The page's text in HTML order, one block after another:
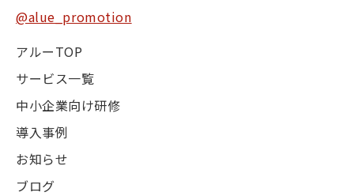
@alue_promotion
アルーTOP
サービス一覧
中小企業向け研修
導入事例
お知らせ
ブログ